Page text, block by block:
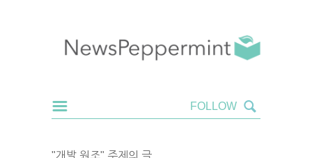
"개발 원조" 주제의 글